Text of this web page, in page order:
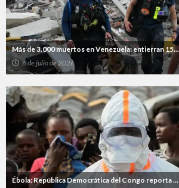
Más de 3.000 muertos en Venezuela: entierran 15...
6 de julio de 2026
Ébola: República Democrática del Congo reporta ...